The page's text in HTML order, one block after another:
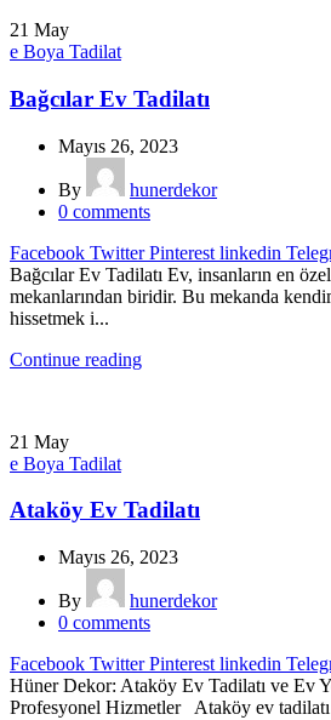
21 May
e Boya Tadilat
Bağcılar Ev Tadilatı
Mayıs 26, 2023
By
hunerdekor
0 comments
Facebook Twitter Pinterest linkedin
Bağcılar Ev Tadilatı Ev, insanların en
mekanlarından biridir. Bu mekanda
hissetmek i...
Continue reading
21 May
e Boya Tadilat
Ataköy Ev Tadilatı
Mayıs 26, 2023
By
hunerdekor
0 comments
Facebook Twitter Pinterest linkedin
Hüner Dekor: Ataköy Ev Tadilatı ve Ev
Profesyonel Hizmetler Ataköy ev